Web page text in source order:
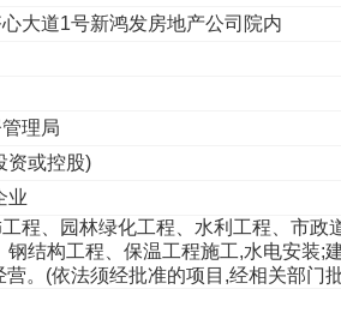
大道1号新鸿发房地产公司院内
理局
资或控股)
业
程、园林绿化工程、水利工程、市政
钢结构工程、保温工程施工,水电安装;
。(依法须经批准的项目,经相关部门